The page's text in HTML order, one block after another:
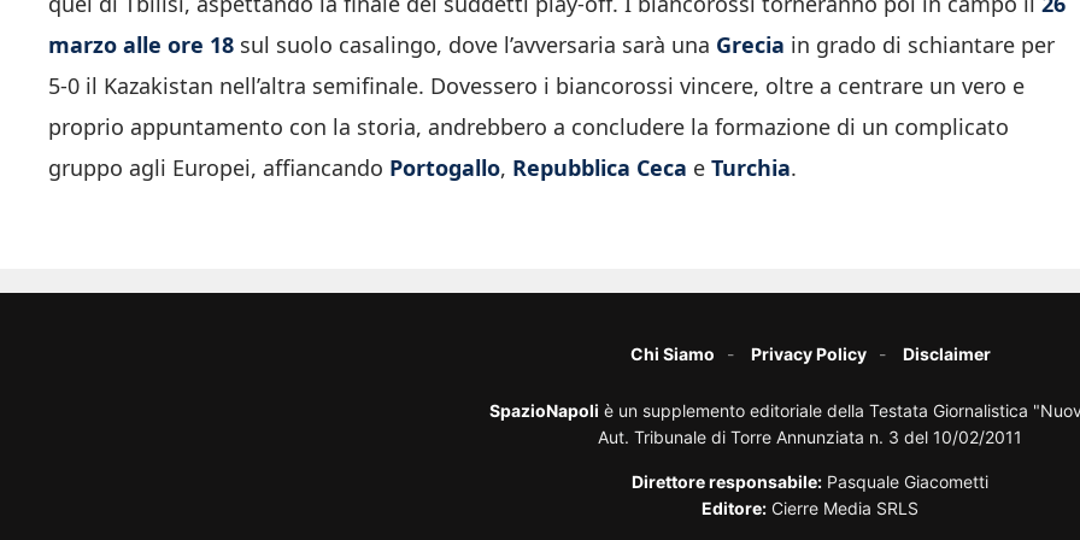
marzo alle ore 18 sul suolo casalingo, dove l’avversaria sarà una Grecia in grado di schiantare per
5-0 il Kazakistan nell’altra semifinale. Dovessero i biancorossi vincere, oltre a centrare un vero e
proprio appuntamento con la storia, andrebbero a concludere la formazione di un complicato
gruppo agli Europei, affiancando Portogallo, Repubblica Ceca e Turchia.
Chi Siamo Privacy Policy Disclaimer
SpazioNapoli è un supplemento editoriale della Testata Giornalistica
Aut. Tribunale di Torre Annunziata n. 3 del 10/02/2011
Direttore responsabile: Pasquale Giacometti
Editore: Cierre Media SRLS